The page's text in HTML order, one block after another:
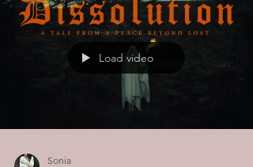
Load video
Sonia